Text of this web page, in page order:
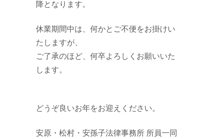
降となります。
休業期間中は、何かとご不便をお掛けい
たしますが、
ご了承のほど、何卒よろしくお願いいた
します。
どうぞ良いお年をお迎えください。
安原・松村・安孫子法律事務所 所員一同